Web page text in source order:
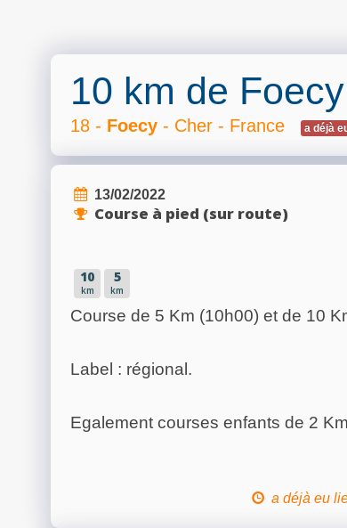
10 km de
18 - Foecy - Cher - France a déjà
13/02/2022
Course à pied (sur route)
10
km
5
km
Course de 5 Km (10h00) et de 10
Label : régional.
Egalement courses enfants de 2
a déjà eu